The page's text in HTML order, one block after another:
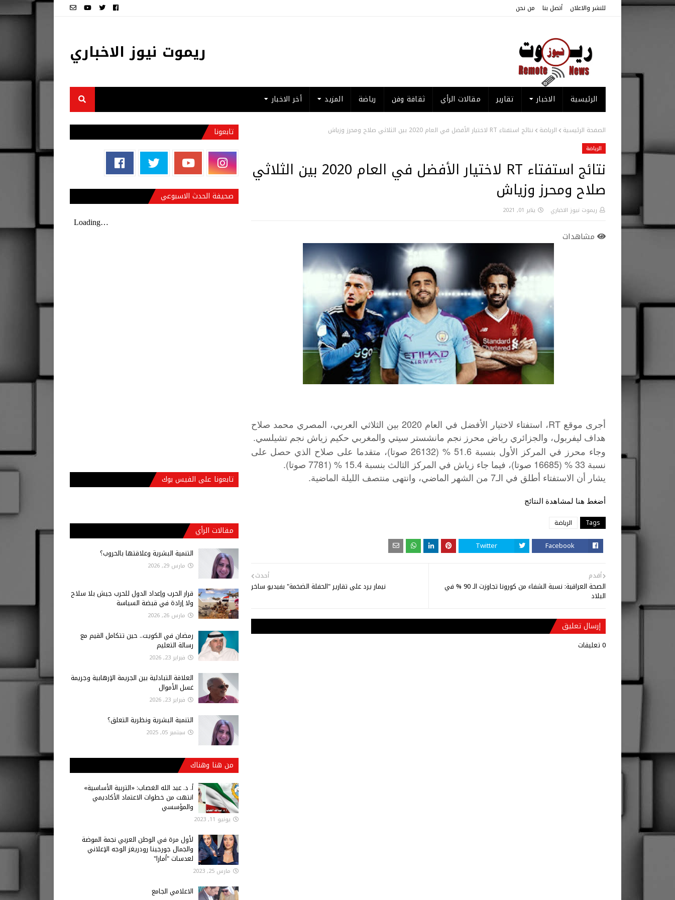
للنشر والاعلان أتصل بنا من نحن
ريموت نيوز الاخباري
الرئيسية الاخبار تقارير مقالات الرأي ثقافة وفن رياضة المزيد أخر الاخبار
الصفحة الرئيسية الرياضة نتائج استفتاء RT لاختيار الأفضل في العام 2020 بين الثلاثي صلاح ومحرز وزياش
الرياضة
نتائج استفتاء RT لاختيار الأفضل في العام 2020 بين الثلاثي
صلاح ومحرز وزياش
ريموت نيوز الاخباري يناير 01, 2021
مشاهدات
أجرى موقع RT، استفتاء لاختيار الأفضل في العام 2020 بين الثلاثي العربي، المصري محمد صلاح
هداف ليفربول، والجزائري رياض محرز نجم مانشستر سيتي والمغربي حكيم زياش نجم تشيلسي.
وجاء محرز في المركز الأول بنسبة 51.6 % (26132 صوتا)، متقدما على صلاح الذي حصل على
نسبة 33 % (16685 صوتا)، فيما جاء زياش في المركز الثالث بنسبة 15.4 % (7781 صوتا).
يشار أن الاستفتاء أطلق في الـ7 من الشهر الماضي، وانتهى منتصف الليلة الماضية.
أضغط هنا لمشاهدة النتائج
Tags الرياضة
Facebook
Twitter
أحدث
نيمار يرد على تقارير "الحفلة الضخمة" بفيديو ساخر
أقدم
الصحة العراقية: نسبة الشفاء من كورونا تجاوزت الـ 90 % في
البلاد
إرسال تعليق
0 تعليقات
تابعونا
صحيفة الحدث الاسبوعي
تابعونا على الفيس بوك
مقالات الرأي
التنمية البشرية وعلاقتها بالحروب؟
مارس 29, 2026
قرار الحرب وإعداد الدول للحرب جيش بلا سلاح
ولا إرادة في قبضة السياسة
مارس 26, 2026
رمضان في الكويت.. حين تتكامل القيم مع
رسالة التعليم
فبراير 23, 2026
العلاقة التبادلية بين الجريمة الإرهابية وجريمة
غسل الأموال
فبراير 23, 2026
التنمية البشرية ونظرية التعلق؟
سبتمبر 05, 2025
من هنا وهناك
أ‌. د. عبد الله الغصاب: «التربية الأساسية»
انتهت من خطوات الاعتماد الأكاديمي
والمؤسسي
يونيو 11, 2023
لأول مرة في الوطن العربي نجمة الموضة
والجمال جورجينا رودريغز الوجه الإعلاني
لعدسات "أمارا"
مارس 25, 2023
الاعلامي الجامع